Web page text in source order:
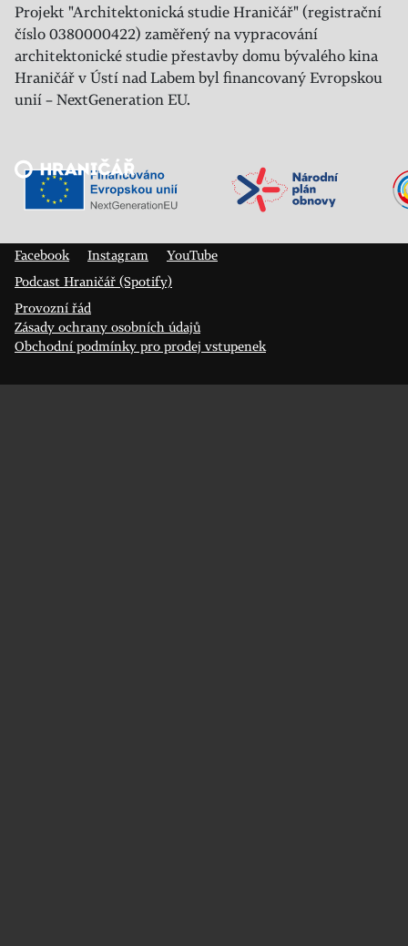
Projekt "Architektonická studie Hraničář" (registrační
číslo 0380000422) zaměřený na vypracování
architektonické studie přestavby domu bývalého kina
Hraničář v Ústí nad Labem byl financovaný Evropskou
unií – NextGeneration EU.
Veřejný sál Hraničář, spolek
Facebook
Instagram
YouTube
Podcast Hraničář (Spotify)
Provozní řád
Zásady ochrany osobních údajů
Obchodní podmínky pro prodej vstupenek